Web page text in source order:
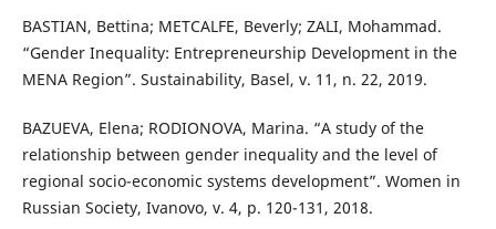
BASTIAN, Bettina; METCALFE, Beverly; ZALI, Mohammad.
“Gender Inequality: Entrepreneurship Development in the
MENA Region”. Sustainability, Basel, v. 11, n. 22, 2019.
BAZUEVA, Elena; RODIONOVA, Marina. “A study of the
relationship between gender inequality and the level of
regional socio-economic systems development”. Women in
Russian Society, Ivanovo, v. 4, p. 120-131, 2018.